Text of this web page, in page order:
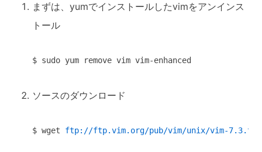
まずは、yumでインストールしたvimをアンインス
トール
$ sudo yum remove vim vim-enhanced
ソースのダウンロード
$ wget ftp://ftp.vim.org/pub/vim/unix/vim-